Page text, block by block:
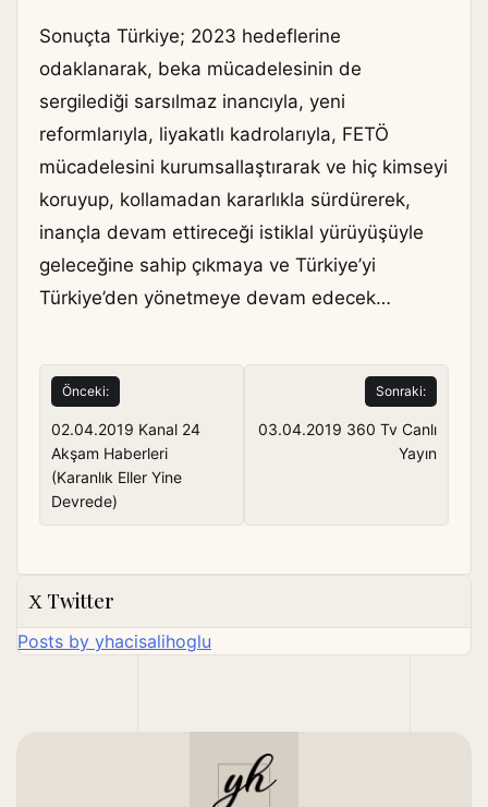
Sonuçta Türkiye; 2023 hedeflerine
odaklanarak, beka mücadelesinin de
sergilediği sarsılmaz inancıyla, yeni
reformlarıyla, liyakatlı kadrolarıyla, FETÖ
mücadelesini kurumsallaştırarak ve hiç kimseyi
koruyup, kollamadan kararlıkla sürdürerek,
inançla devam ettireceği istiklal yürüyüşüyle
geleceğine sahip çıkmaya ve Türkiye’yi
Türkiye’den yönetmeye devam edecek…
Yazı
gezinmesi
Önceki:
02.04.2019 Kanal 24
Akşam Haberleri
(Karanlık Eller Yine
Devrede)
Sonraki:
03.04.2019 360 Tv Canlı
Yayın
Twitter
Posts by yhacisalihoglu